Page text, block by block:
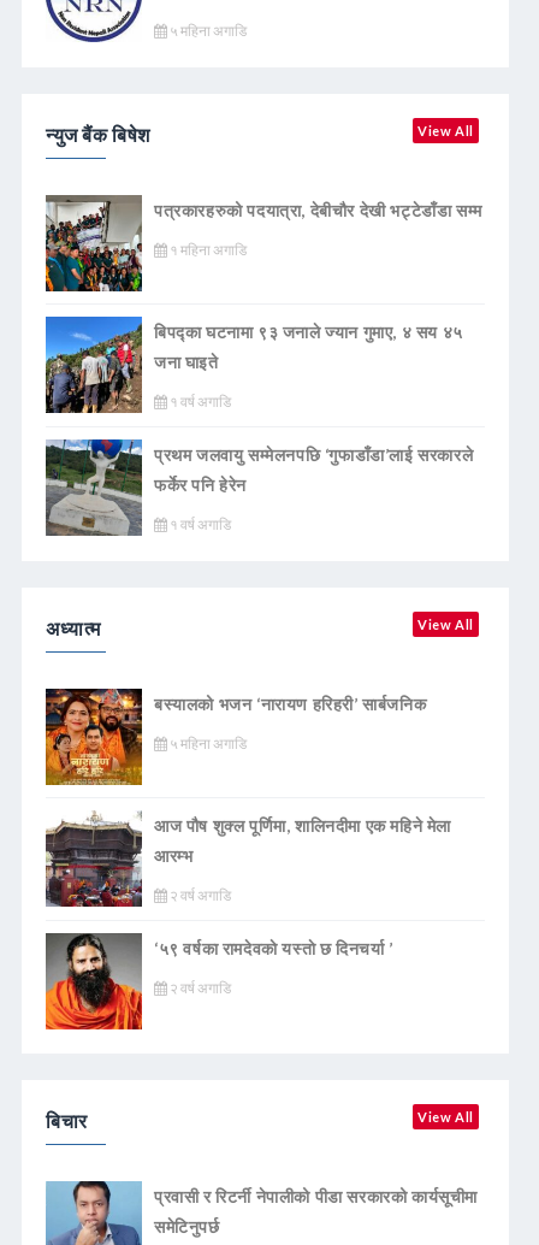
५ महिना अगाडि
न्युज बैंक बिषेश View All
पत्रकारहरुको पदयात्रा, देबीचौर देखी भट्टेडाँडा सम्म
१ महिना अगाडि
बिपद्का घटनामा ९३ जनाले ज्यान गुमाए, ४ सय ४५
जना घाइते
१ वर्ष अगाडि
प्रथम जलवायु सम्मेलनपछि ‘गुफाडाँडा’लाई सरकारले
फर्केर पनि हेरेन
१ वर्ष अगाडि
अध्यात्म View All
बस्यालको भजन ‘नारायण हरिहरी’ सार्बजनिक
५ महिना अगाडि
आज पौष शुक्ल पूर्णिमा, शालिनदीमा एक महिने मेला
आरम्भ
२ वर्ष अगाडि
‘५९ वर्षका रामदेवकाे यस्ताे छ दिनचर्या ’
२ वर्ष अगाडि
बिचार View All
प्रवासी र रिटर्नी नेपालीको पीडा सरकारको कार्यसूचीमा
समेटिनुपर्छ